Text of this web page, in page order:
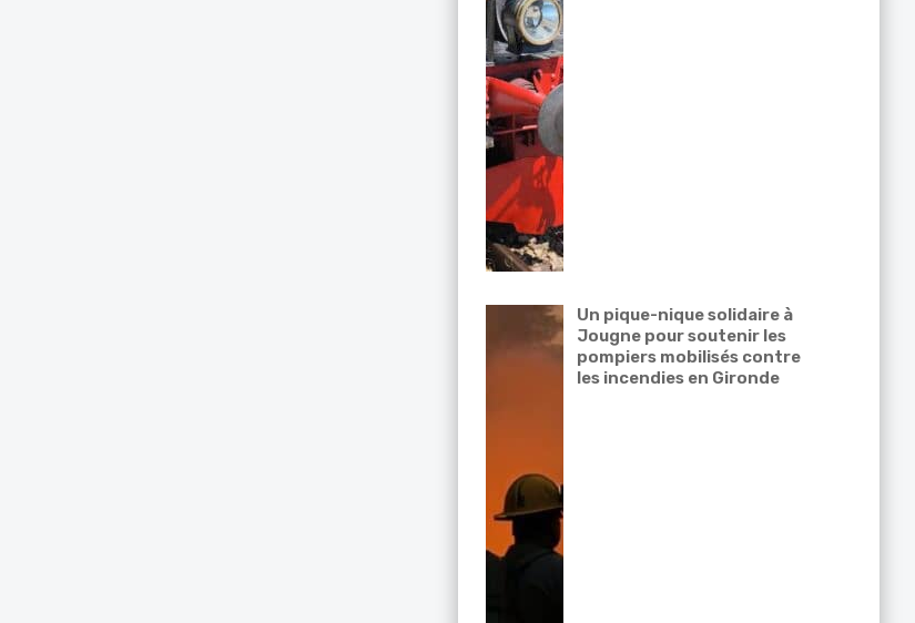
Un pique-nique solidaire à
Jougne pour soutenir les
pompiers mobilisés contre
les incendies en Gironde